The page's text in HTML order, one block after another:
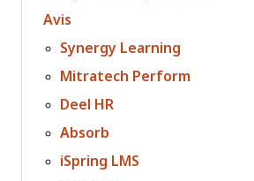
Avis
Synergy Learning
Mitratech Perform
Deel HR
Absorb
iSpring LMS